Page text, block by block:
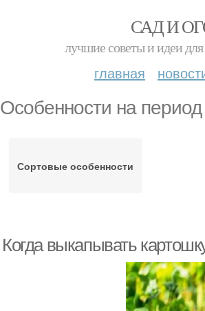
САД И
лучшие советы и идеи для
главная
Особенности на период
Сортовые особенности
Когда выкапывать